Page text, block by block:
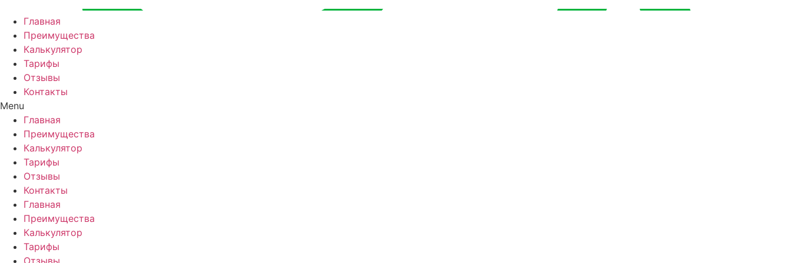
содержимому
Главная
Преимущества
Калькулятор
Тарифы
Отзывы
Контакты
Menu
Главная
Преимущества
Калькулятор
Тарифы
Отзывы
Контакты
Главная
Преимущества
Калькулятор
Тарифы
Отзывы